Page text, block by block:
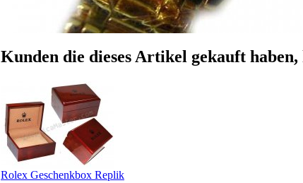
Kunden die dieses Artikel gekauft
Rolex Geschenkbox Replik